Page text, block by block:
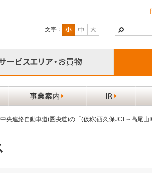
文字：
央連絡自動車道(圏央道)の「(仮称)西久保JCT～高尾